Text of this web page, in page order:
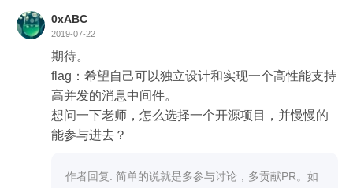
0xABC
2019-07-22
期待。
flag：希望自己可以独立设计和实现一个高性能支持
高并发的消息中间件。
想问一下老师，怎么选择一个开源项目，并慢慢的
能参与进去？
作者回复: 简单的说就是多参与讨论，多贡献PR。如